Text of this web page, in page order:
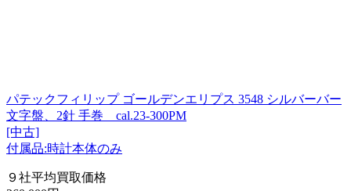
パテックフィリップ ゴールデンエリプス 3548 シルバーバー
文字盤、2針 手巻 cal.23-300PM
[中古]
付属品:時計本体のみ
９社平均買取価格